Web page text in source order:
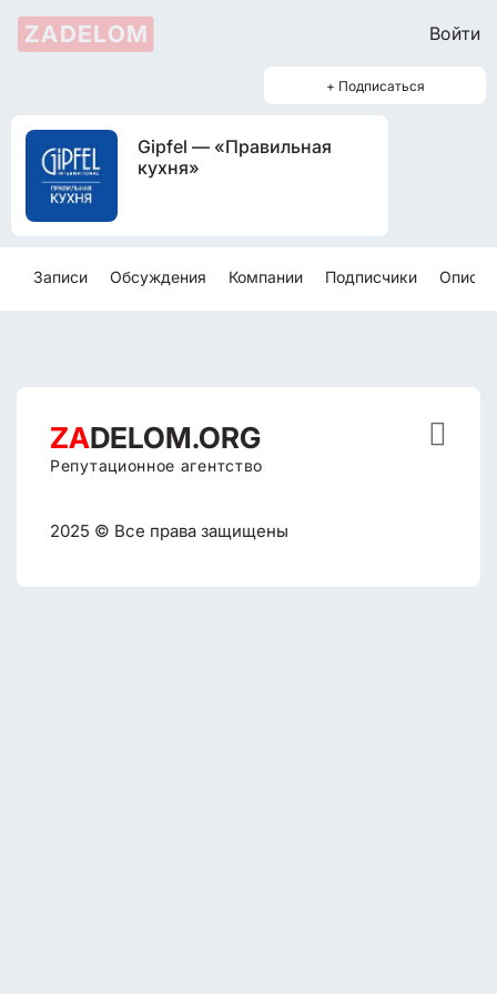
ZADELOM Войти
+ Подписаться
Gipfel — «Правильная
кухня»
Записи Обсуждения Компании Подписчики
ZADELOM.ORG
Репутационное агентство
2025 © Все права защищены
